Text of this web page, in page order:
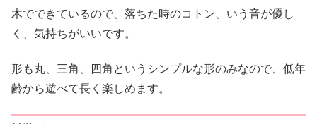
木でできているので、落ちた時のコトン、いう音が優し
く、気持ちがいいです。
形も丸、三角、四角というシンプルな形のみなので、低年
齢から遊べて長く楽しめます。